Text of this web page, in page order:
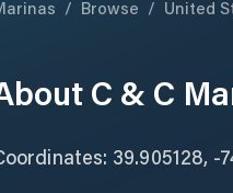
/ Browse / United
C & C
39.905128, -